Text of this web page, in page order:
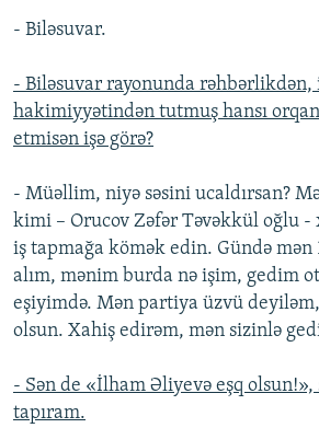
- Biləsuvar.
- Biləsuvar rayonunda rəhbərlikdən,
hakimiyyətindən tutmuş hansı
etmisən işə görə?
- Müəllim, niyə səsini ucaldırsan?
kimi – Orucov Zəfər Təvəkkül oğlu -
iş tapmağa kömək edin. Gündə mən
alım, mənim burda nə işim, gedim
eşiyimdə. Mən partiya üzvü deyiləm,
olsun. Xahiş edirəm, mən sizinlə
- Sən de «İlham Əliyevə eşq olsun!»,
tapıram.